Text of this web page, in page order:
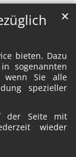
bieten. Dazu
sogenannten
wenn Sie alle
spezieller
der Seite mit
wieder
✕